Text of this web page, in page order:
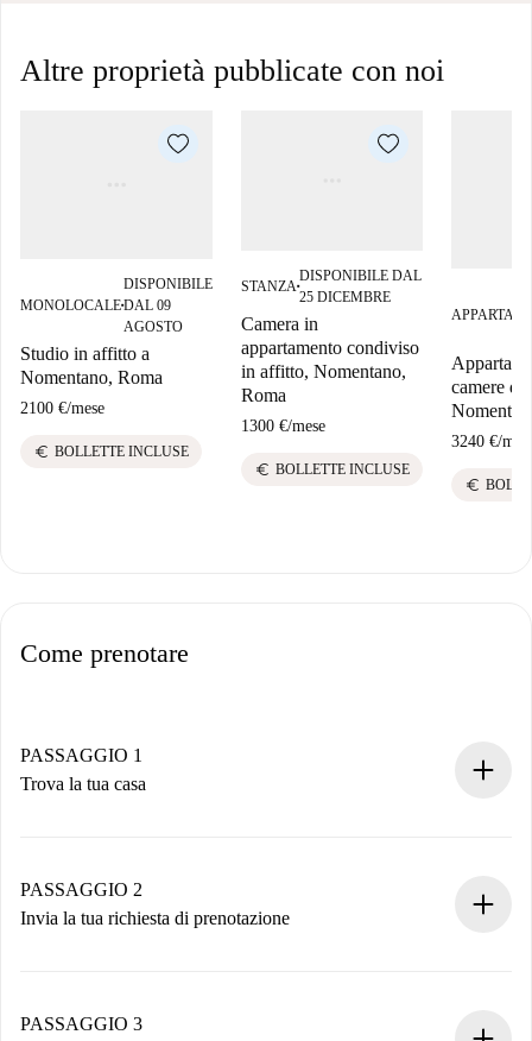
Altre proprietà pubblicate con noi
MONOLOCALE■
DISPONIBILE
DAL 09
AGOSTO
Studio in affitto a
Nomentano, Roma
2100 €/mese
euro BOLLETTE INCLUSE
STANZA■
DISPONIBILE DAL
25 DICEMBRE
Camera in
appartamento condiviso
in affitto, Nomentano,
Roma
1300 €/mese
euro BOLLETTE INCLUSE
camere
3240 €/
euro
Come prenotare
PASSAGGIO 1
Trova la tua casa
Hai tutte le informazioni necessarie in anticipo.
PASSAGGIO 2
Invia la tua richiesta di prenotazione
non accetta.
PASSAGGIO 3